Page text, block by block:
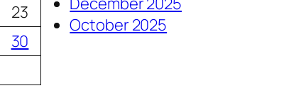
23
30
October 2025